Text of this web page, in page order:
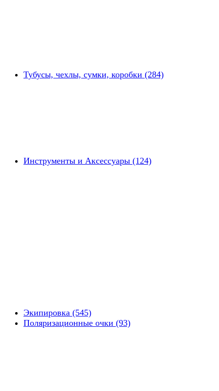
Тубусы, чехлы, сумки, коробки (284)
Инструменты и Аксессуары (124)
Экипировка (545)
Поляризационные очки (93)